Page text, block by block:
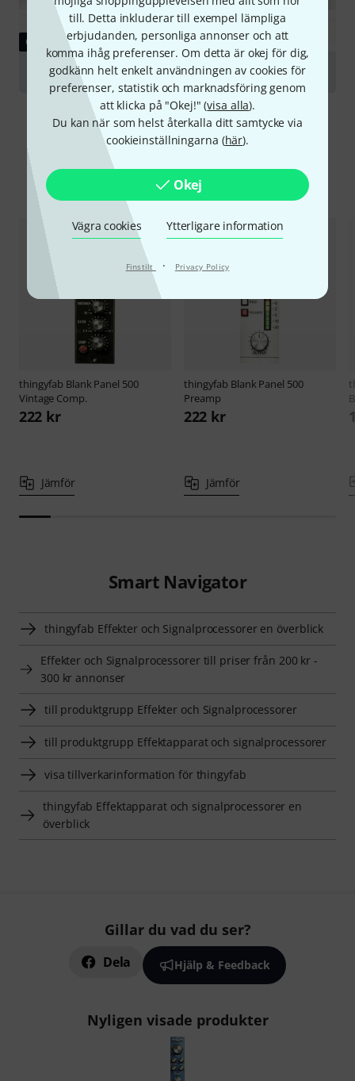
till. Detta inkluderar till exempel lämpliga
erbjudanden, personliga annonser och att
komma ihåg preferenser. Om detta är okej för dig,
godkänn helt enkelt användningen av cookies för
preferenser, statistik och marknadsföring genom
att klicka på "Okej!" (visa alla).
Du kan när som helst återkalla ditt samtycke via
cookieinställningarna (här).
Okej
Vägra cookies Ytterligare information
Finstilt · Privacy Policy
GUIDE
500 Series
Jämför alternativ
thingyfab Blank Panel 500
Vintage Comp.
222 kr
Jämför
thingyfab Blank Panel 500
Preamp
222 kr
Jämför
Smart Navigator
thingyfab Effekter och Signalprocessorer en överblick
Effekter och Signalprocessorer till priser från 200 kr -
300 kr annonser
till produktgrupp Effekter och Signalprocessorer
till produktgrupp Effektapparat och signalprocessorer
visa tillverkarinformation för thingyfab
thingyfab Effektapparat och signalprocessorer en
överblick
Gillar du vad du ser?
Dela Hjälp & Feedback
Nyligen visade produkter